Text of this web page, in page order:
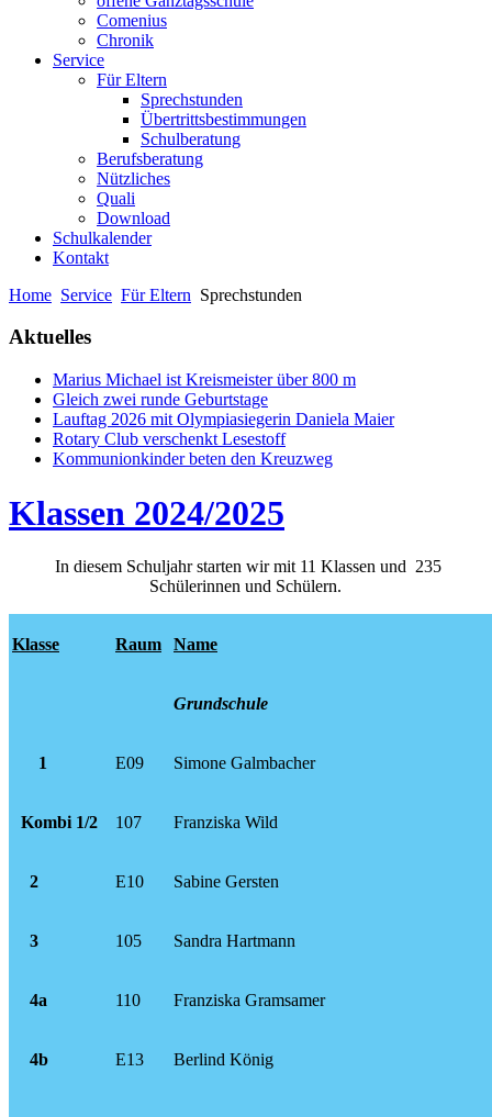
Comenius
Chronik
Service
Für Eltern
Sprechstunden
Übertrittsbestimmungen
Schulberatung
Berufsberatung
Nützliches
Quali
Download
Schulkalender
Kontakt
Home Service Für Eltern Sprechstunden
Aktuelles
Marius Michael ist Kreismeister über 800 m
Gleich zwei runde Geburtstage
Lauftag 2026 mit Olympiasiegerin Daniela Maier
Rotary Club verschenkt Lesestoff
Kommunionkinder beten den Kreuzweg
Klassen 2024/2025
In diesem Schuljahr starten wir mit 11 Klassen und 235
Schülerinnen und Schülern.
Klasse Raum Name
Grundschule
1 E09 Simone Galmbacher
Kombi 1/2 107 Franziska Wild
2 E10 Sabine Gersten
3 105 Sandra Hartmann
4a 110 Franziska Gramsamer
4b E13 Berlind König